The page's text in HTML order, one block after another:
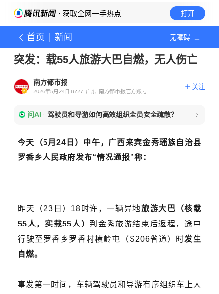
· 获取全网一手热点 打开
首页 新闻 无障碍
突发：载55人旅游大巴自燃，无人伤亡
南方都市报
2026年5月24日16:27 广东 南方都市报官方账号
关注
问AI · 驾驶员和导游如何高效组织全员安全疏散？
今天（5月24日）中午，广西来宾金秀瑶族自治县
罗香乡人民政府发布“情况通报”称：
昨天（23日）18时许，一辆异地旅游大巴（核载
55人，实载55人） 到金秀旅游结束后返程，途中
行驶至罗香乡罗香村横岭屯（S206省道）时发生
自燃。
事发第一时间，车辆驾驶员和导游有序组织车上人